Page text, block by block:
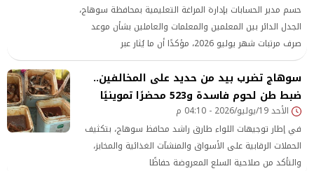
حسم مدير الحسابات بإدارة المراغة التعليمية بمحافظة سوهاج،
الجدل الدائر بين المعلمين والمعلمات والعاملين بشأن موعد
صرف مرتبات شهر يوليو 2026، مؤكدًا أن ما يُثار عبر
سوهاج تضرب بيد من حديد على المخالفين..
ضبط طن لحوم فاسدة و523 محضرًا تموينيًا
الأحد 19/يوليو/2026 - 04:10 م
في إطار توجيهات اللواء طارق راشد محافظ سوهاج، بتكثيف
الحملات الرقابية على الأسواق والمنشآت الغذائية والمخابز،
والتأكد من صلاحية السلع المعروضة حفاظًا